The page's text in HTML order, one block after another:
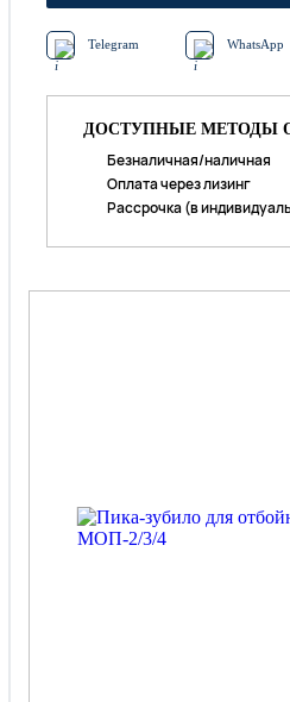
Telegram WhatsApp
ДОСТУПНЫЕ МЕТОДЫ
Безналичная/наличная
Оплата через лизинг
Рассрочка (в